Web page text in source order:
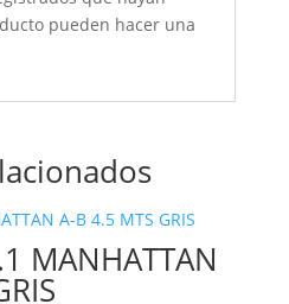
pueden hacer una
MANHATTAN